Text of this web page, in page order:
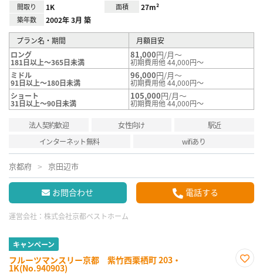
間取り 1K 面積 27m²
築年数 2002年 3月 築
プラン名・期間
月額目安
ロング
181日以上～365日未満
81,000円/月～
初期費用他 44,000円～
ミドル
91日以上～180日未満
96,000円/月～
初期費用他 44,000円～
ショート
31日以上～90日未満
105,000円/月～
初期費用他 44,000円～
法人契約歓迎 女性向け
駅近
インターネット無料
wifiあり
京都府 京田辺市
お問合わせ 電話する
運営会社： 株式会社京都ベストホーム
キャンペーン
フルーツマンスリー京都 紫竹西栗栖町 203・
1K(No.940903)